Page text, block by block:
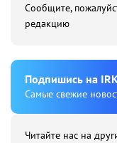
Сообщите,
редакцию
Подпишиcь на
Cамые свежие
Читайте нас на